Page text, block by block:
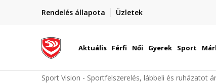
Rendelés állapota Üzletek
Szállítás Magyarország területén
Aktuális Férfi Női Gyerek Sport
Sport Vision - Sportfelszerelés, lábbeli és ruházatot